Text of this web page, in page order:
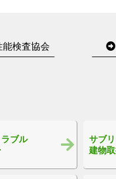
能検査協会
ブル
サブ
建物